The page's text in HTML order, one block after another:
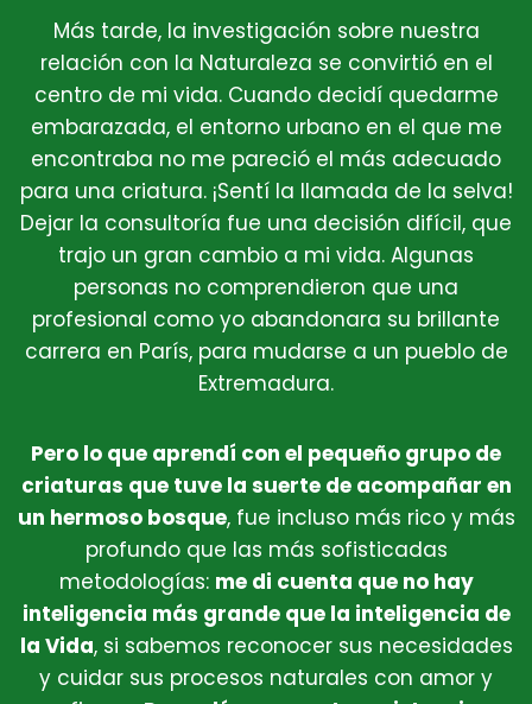
Más tarde, la investigación sobre nuestra
relación con la Naturaleza se convirtió en el
centro de mi vida. Cuando decidí quedarme
embarazada, el entorno urbano en el que me
encontraba no me pareció el más adecuado
para una criatura. ¡Sentí la llamada de la selva!
Dejar la consultoría fue una decisión difícil, que
trajo un gran cambio a mi vida. Algunas
personas no comprendieron que una
profesional como yo abandonara su brillante
carrera en París, para mudarse a un pueblo de
Extremadura.
Pero lo que aprendí con el pequeño grupo de
criaturas que tuve la suerte de acompañar en
un hermoso bosque, fue incluso más rico y más
profundo que las más sofisticadas
metodologías: me di cuenta que no hay
inteligencia más grande que la inteligencia de
la Vida, si sabemos reconocer sus necesidades
y cuidar sus procesos naturales con amor y